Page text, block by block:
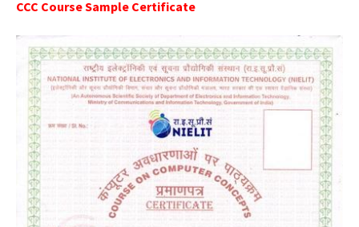
CCC Course Sample Certificate